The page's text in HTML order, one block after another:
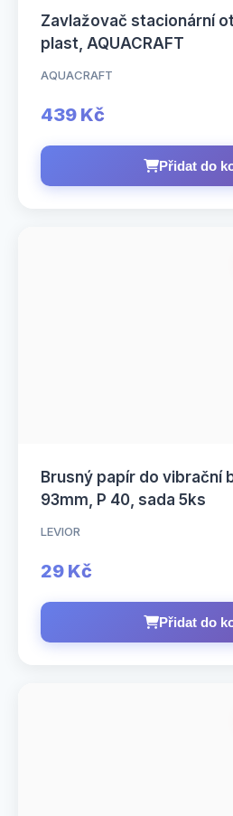
Zavlažovač stacionární
plast, AQUACRAFT
AQUACRAFT
439 Kč
Přidat do
Brusný papír do vibrační
93mm, P 40, sada 5ks
LEVIOR
29 Kč
Přidat do